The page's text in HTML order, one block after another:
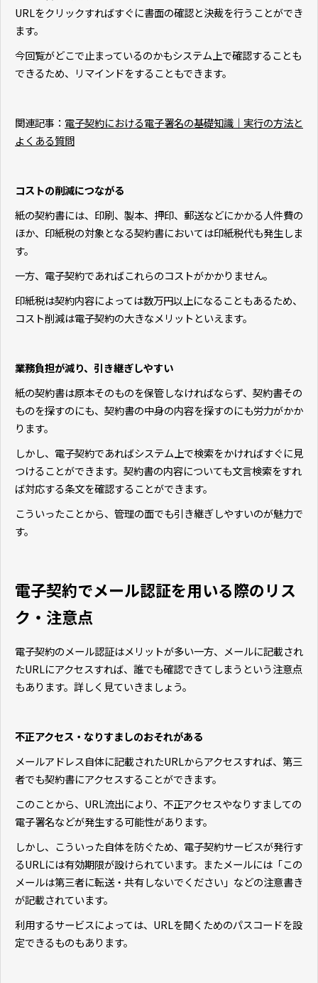
URLをクリックすればすぐに書面の確認と決裁を行うことができ
ます。
今回覧がどこで止まっているのかもシステム上で確認することも
できるため、リマインドをすることもできます。
関連記事： 電子契約における電子署名の基礎知識｜実行の方法と
よくある質問
コストの削減につながる
紙の契約書には、印刷、製本、押印、郵送などにかかる人件費の
ほか、印紙税の対象となる契約書においては印紙税代も発生しま
す。
一方、電子契約であればこれらのコストがかかりません。
印紙税は契約内容によっては数万円以上になることもあるため、
コスト削減は電子契約の大きなメリットといえます。
業務負担が減り、引き継ぎしやすい
紙の契約書は原本そのものを保管しなければならず、契約書その
ものを探すのにも、契約書の中身の内容を探すのにも労力がかか
ります。
しかし、電子契約であればシステム上で検索をかければすぐに見
つけることができます。契約書の内容についても文言検索をすれ
ば対応する条文を確認することができます。
こういったことから、管理の面でも引き継ぎしやすいのが魅力で
す。
電子契約でメール認証を用いる際のリス
ク・注意点
電子契約のメール認証はメリットが多い一方、メールに記載され
たURLにアクセスすれば、誰でも確認できてしまうという注意点
もあります。詳しく見ていきましょう。
不正アクセス・なりすましのおそれがある
メールアドレス自体に記載されたURLからアクセスすれば、第三
者でも契約書にアクセスすることができます。
このことから、URL流出により、不正アクセスやなりすましての
電子署名などが発生する可能性があります。
しかし、こういった自体を防ぐため、電子契約サービスが発行す
るURLには有効期限が設けられています。またメールには「この
メールは第三者に転送・共有しないでください」などの注意書き
が記載されています。
利用するサービスによっては、URLを開くためのパスコードを設
定できるものもあります。